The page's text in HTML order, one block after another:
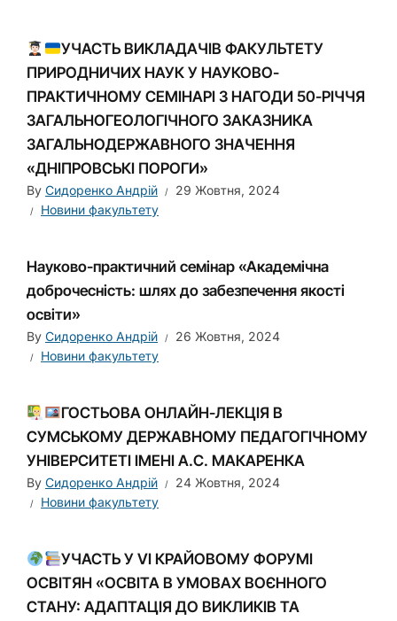
УЧАСТЬ ВИКЛАДАЧІВ ФАКУЛЬТЕТУ
ПРИРОДНИЧИХ НАУК У НАУКОВО-
ПРАКТИЧНОМУ СЕМІНАРІ З НАГОДИ 50-РІЧЧЯ
ЗАГАЛЬНОГЕОЛОГІЧНОГО ЗАКАЗНИКА
ЗАГАЛЬНОДЕРЖАВНОГО ЗНАЧЕННЯ
«ДНІПРОВСЬКІ ПОРОГИ»
By Сидоренко Андрій
29 Жовтня, 2024
Новини факультету
Науково-практичний семінар «Академічна
доброчесність: шлях до забезпечення якості
освіти»
By Сидоренко Андрій
26 Жовтня, 2024
Новини факультету
ГОСТЬОВА ОНЛАЙН-ЛЕКЦІЯ В
СУМСЬКОМУ ДЕРЖАВНОМУ ПЕДАГОГІЧНОМУ
УНІВЕРСИТЕТІ ІМЕНІ А.С. МАКАРЕНКА
By Сидоренко Андрій
24 Жовтня, 2024
Новини факультету
УЧАСТЬ У VI КРАЙОВОМУ ФОРУМІ
ОСВІТЯН «ОСВІТА В УМОВАХ ВОЄННОГО
СТАНУ: АДАПТАЦІЯ ДО ВИКЛИКІВ ТА